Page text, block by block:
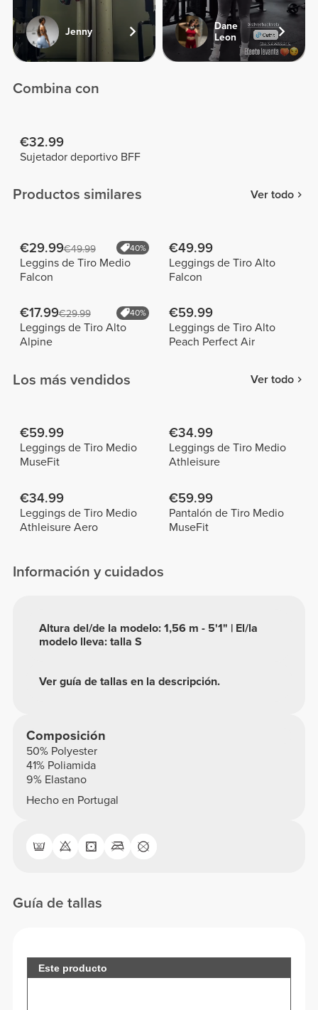
Jenny
Dane
Leon
Combina con
€32.99
Sujetador deportivo BFF
Productos similares Ver todo
€29.99€49.99 40%
Leggins de Tiro Medio
Falcon
€49.99
Leggings de Tiro Alto
Falcon
€17.99€29.99 40%
Leggings de Tiro Alto
Alpine
€59.99
Leggings de Tiro Alto
Peach Perfect Air
Los más vendidos Ver todo
€59.99
Leggings de Tiro Medio
MuseFit
€34.99
Leggings de Tiro Medio
Athleisure
€34.99
Leggings de Tiro Medio
Athleisure Aero
€59.99
Pantalón de Tiro Medio
MuseFit
Información y cuidados
Ver guía de tallas en la descripción.
Altura del/de la modelo: 1,56 m - 5'1" | El/la
modelo lleva: talla S
Composición
50% Polyester
41% Poliamida
9% Elastano
Hecho en Portugal
Guía de tallas
Este producto